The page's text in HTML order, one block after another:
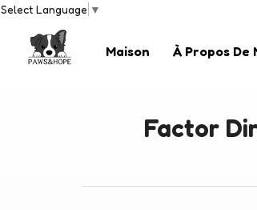
Select Language ▼
Maison À Propos De
Factor